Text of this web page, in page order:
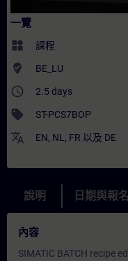
一覽
widgets 課程
where_to_vote BE_LU
access_time 2.5 days
sell ST-PCS7BOP
translate EN, NL , FR 以及 DE
說明 日期與報名
內容
SIMATIC BATCH recipe